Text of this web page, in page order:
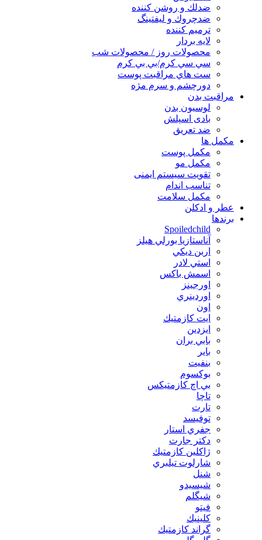
ضدلك و روشن كننده
ضدچروك و ليفتينگ
ترميم كننده
لايه بردار
محصولات روز / محصولات شب
سي سي كرم/بي بي كرم
ست هاي مراقبت پوست
دورچشم و سرم مژه
مراقبت بدن
لوسیون بدن
بادی اسپلش
ضد تعریق
مكمل ها
مکمل پوست
مکمل مو
تقویت سیستم ایمنی
تناسب اندام
مکمل سلامت
عطر و ادکلن
برندها
Spoiledchild
آناستازيا بورلي هيلز
اربن ديكي
استي لادر
اسمش باكس
اورجينز
اوردينري
اون
ايت كازمتيك
ايزدين
بابي بران
بایر
بنفيت
بوكسوم
بي اچ كازمتيكس
تاچا
تارت
توفيسد
جفري استار
دكتر جارت
ژاكلين كازمتيك
شارلوت تيلبري
شنل
شيسيدو
شیگلم
فيتو
كلينيك
گراند كازمتيك